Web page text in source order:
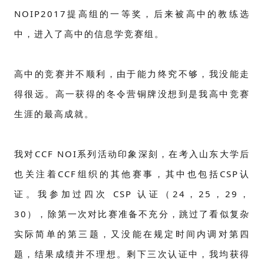
NOIP2017提高组的一等奖，后来被高中的教练选
中，进入了高中的信息学竞赛组。
高中的竞赛并不顺利，由于能力终究不够，我没能走
得很远。高一获得的冬令营铜牌没想到是我高中竞赛
生涯的最高成就。
我对CCF NOI系列活动印象深刻，在考入山东大学后
也关注着CCF组织的其他赛事，其中也包括CSP认
证。我参加过四次 CSP 认证（24，25，29，
30），除第一次对比赛准备不充分，跳过了看似复杂
实际简单的第三题，又没能在规定时间内调对第四
题，结果成绩并不理想。剩下三次认证中，我均获得